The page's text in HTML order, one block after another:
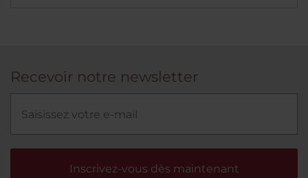
Recevoir notre newsletter
Inscrivez-vous dès maintenant